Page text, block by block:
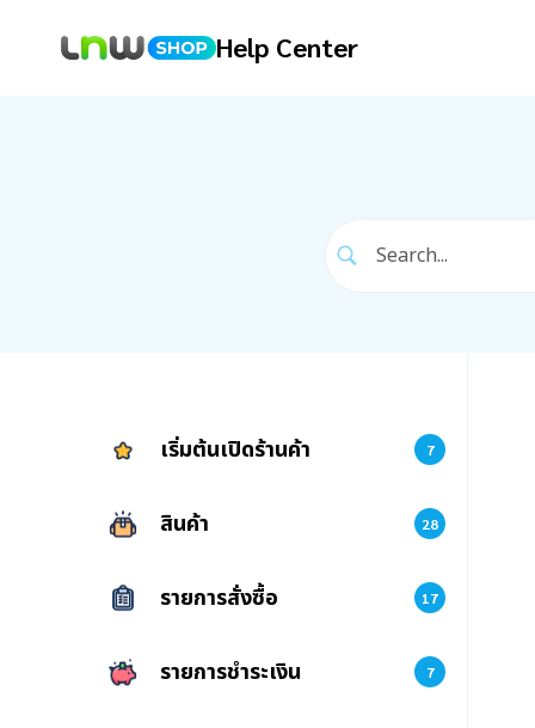
Help Center
เริ่มต้นเปิดร้านค้า 7
สินค้า 28
รายการสั่งซื้อ 17
รายการชำระเงิน 7